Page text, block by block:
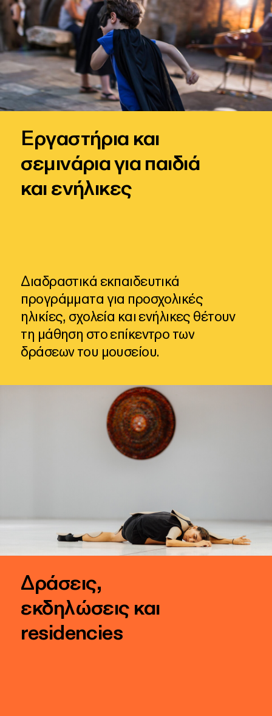
Εργαστήρια και
σεμινάρια για παιδιά
και ενήλικες
Διαδραστικά εκπαιδευτικά
προγράμματα για προσχολικές
ηλικίες, σχολεία και ενήλικες θέτουν
τη μάθηση στοεπίκεντρο των
δράσεων του μουσείου.
Δράσεις,
εκδηλώσεις και
residencies